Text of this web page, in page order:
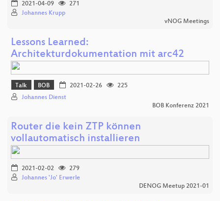
2021-04-09
271
Johannes Krupp
vNOG Meetings
Lessons Learned:
Architekturdokumentation mit arc42
Talk BOB 2021-02-26
225
Johannes Dienst
BOB Konferenz 2021
Router die kein ZTP können
vollautomatisch installieren
2021-02-02
279
Johannes 'Jo' Erwerle
DENOG Meetup 2021-01